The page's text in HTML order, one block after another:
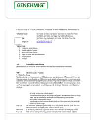
GENEHMIGT